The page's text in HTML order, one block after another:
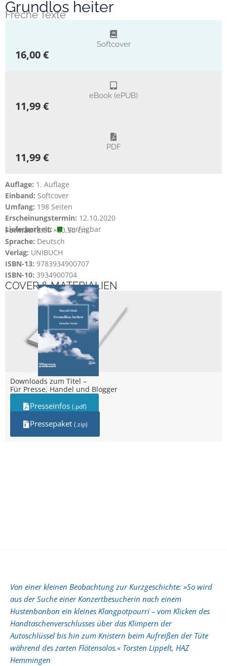
Grundlos heiter
Freche Texte
Softcover
16,00 €
eBook (ePUB)
11,99 €
PDF
11,99 €
Auflage: 1. Auflage
Einband: Softcover
Umfang: 198 Seiten
Erscheinungstermin: 12.10.2020
Lieferbarkeit:
Verfügbar
Format:12,50 ×20,50 cm
Sprache: Deutsch
Verlag: UNIBUCH
ISBN-13: 9783934900707
ISBN-10: 3934900704
COVER & MATERIALIEN
Downloads zum Titel –
Für Presse, Handel und Blogger
Presseinfos (.pdf)
Pressepaket (.zip)
Von einer kleinen Beobachtung zur Kurzgeschichte: »So wird
aus der Suche einer Konzertbesucherin nach einem
Hustenbonbon ein kleines Klangpotpourri – vom Klicken des
Handtaschenverschlusses über das Klimpern der
Autoschlüssel bis hin zum Knistern beim Aufreißen der Tüte
während des zarten Flötensolos.« Torsten Lippelt, HAZ
Hemmingen